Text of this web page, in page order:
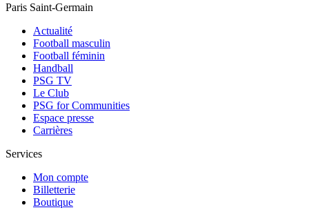
Paris Saint-Germain
Actualité
Football masculin
Football féminin
Handball
PSG TV
Le Club
PSG for Communities
Espace presse
Carrières
Services
Mon compte
Billetterie
Boutique